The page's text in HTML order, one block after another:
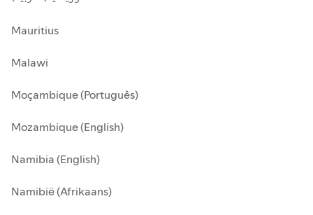
Mauritius
Malawi
Moçambique (Português)
Mozambique (English)
Namibia (English)
Namibië (Afrikaans)